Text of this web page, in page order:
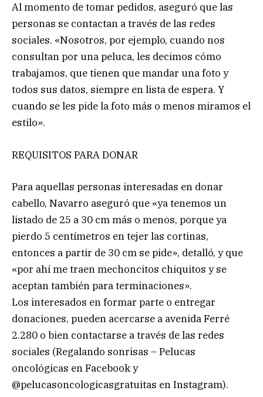
Al momento de tomar pedidos, aseguró que las
personas se contactan a través de las redes
sociales. «Nosotros, por ejemplo, cuando nos
consultan por una peluca, les decimos cómo
trabajamos, que tienen que mandar una foto y
todos sus datos, siempre en lista de espera. Y
cuando se les pide la foto más o menos miramos el
estilo».
REQUISITOS PARA DONAR
Para aquellas personas interesadas en donar
cabello, Navarro aseguró que «ya tenemos un
listado de 25 a 30 cm más o menos, porque ya
pierdo 5 centímetros en tejer las cortinas,
entonces a partir de 30 cm se pide», detalló, y que
«por ahí me traen mechoncitos chiquitos y se
aceptan también para terminaciones».
Los interesados en formar parte o entregar
donaciones, pueden acercarse a avenida Ferré
2.280 o bien contactarse a través de las redes
sociales (Regalando sonrisas – Pelucas
oncológicas en Facebook y
@pelucasoncologicasgratuitas en Instagram).